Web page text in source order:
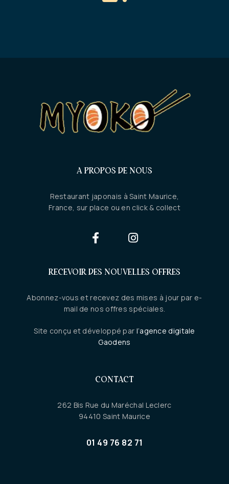
A PROPOS DE NOUS
Restaurant japonais à Saint Maurice,
France, sur place ou en click & collect
RECEVOIR DES NOUVELLES OFFRES
Abonnez-vous et recevez des mises à jour par e-
mail de nos offres spéciales.
Site conçu et développé par l’agence digitale
Gaodens
CONTACT
262 Bis Rue du Maréchal Leclerc
94410 Saint Maurice
01 49 76 82 71